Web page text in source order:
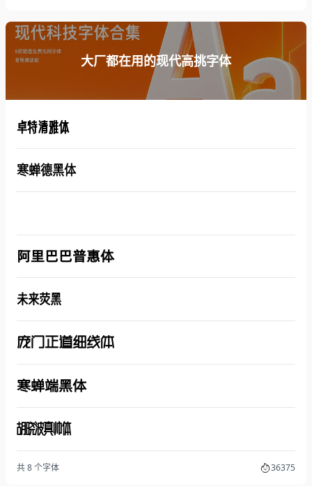
大厂都在用的现代高挑字体
卓特清雅体
寒蝉德黑体
阿里巴巴普惠体
未来荧黑
庞门正道细线体
寒蝉端黑体
胡晓波真帅体
共 8 个字体 36375